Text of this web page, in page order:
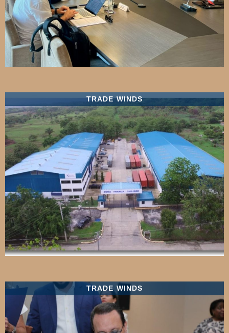
TRADE WINDS
TRADE WINDS